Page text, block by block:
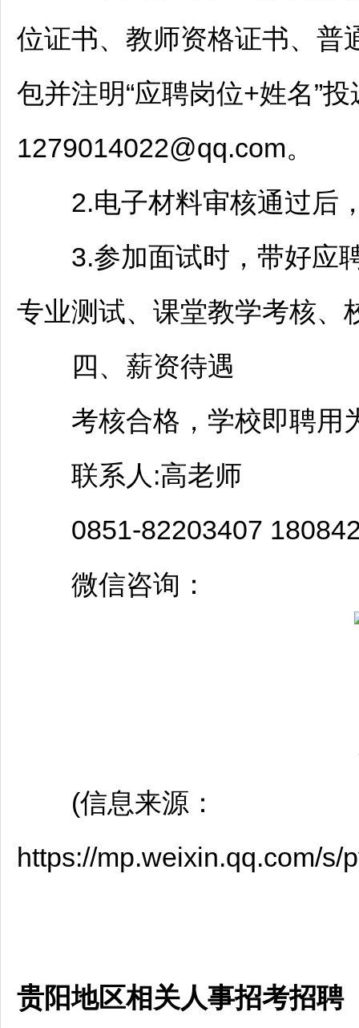
位证书、 教师资格证书、普
包并注明“应聘岗位+姓名”
1279014022@qq.com。
2.电子材料审核通过后
3.参加面试时，带好应聘
专业测试、课堂教学考核、
四、薪资待遇
考核合格，学校即聘用
联系人:高老师
0851-82203407
微信咨询：
(信息来源：
https://mp.weixin.qq.com/
贵阳地区相关人事招考招聘